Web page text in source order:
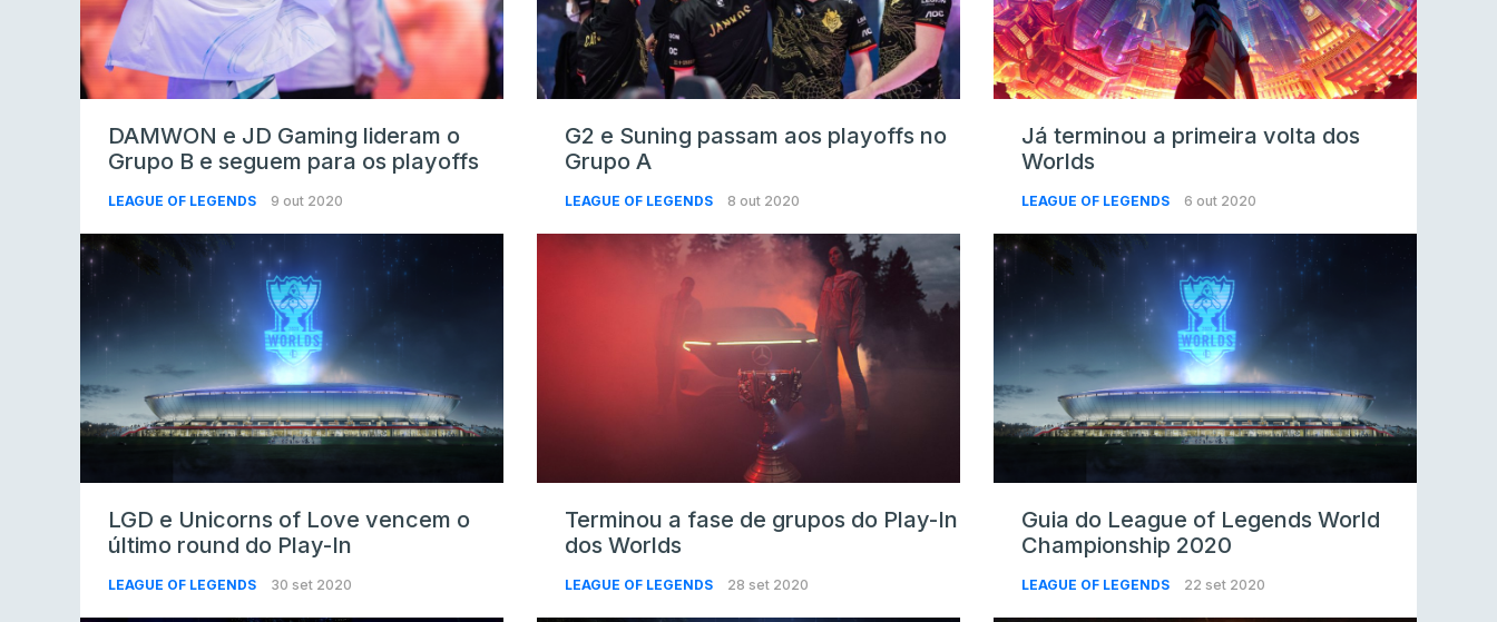
DAMWON e JD Gaming lideram o
Grupo B e seguem para os playoffs
LEAGUE OF LEGENDS 9 out 2020
G2 e Suning passam aos playoffs no
Grupo A
LEAGUE OF LEGENDS 8 out 2020
Já terminou a primeira volta dos
Worlds
LEAGUE OF LEGENDS 6 out 2020
LGD e Unicorns of Love vencem o
último round do Play-In
LEAGUE OF LEGENDS 30 set 2020
Terminou a fase de grupos do Play-In
dos Worlds
LEAGUE OF LEGENDS 28 set 2020
Guia do League of Legends World
Championship 2020
LEAGUE OF LEGENDS 22 set 2020